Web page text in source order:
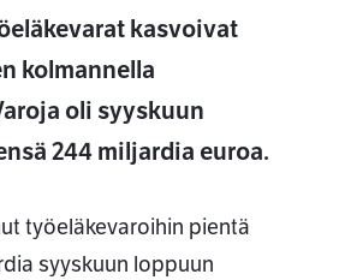
kasvoivat
kolmannella
oli syyskuun
244 miljardia euroa.
työeläkevaroihin pientä
syyskuun loppuun